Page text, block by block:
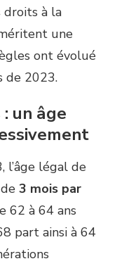
droits à la
une
ont évolué
de 2023.
un âge
l’âge légal de
3 mois par
62 à 64 ans
part ainsi à 64